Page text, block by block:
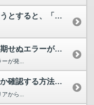
マイナンバーカードを読み取ろうとすると、「マイナポータルアプリが起動できませんでした」と表示さ...
マイナポータル連携にて、「予期せぬエラーが発生しました。このウィンドウを閉じてください。」と表...
ーが発...
健康保険証の登録が出来ているか確認する方法はありますか。
から...